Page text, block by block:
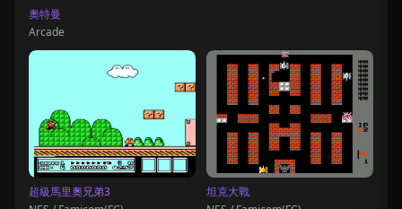
奧特曼
Arcade
超級馬里奧兄弟3
坦克大戰